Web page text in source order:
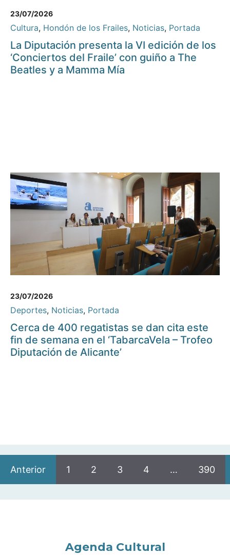
23/07/2026
Cultura, Hondón de los Frailes, Noticias, Portada
La Diputación presenta la VI edición de los
‘Conciertos del Fraile’ con guiño a The
Beatles y a Mamma Mía
23/07/2026
Deportes, Noticias, Portada
Cerca de 400 regatistas se dan cita este
fin de semana en el ‘TabarcaVela – Trofeo
Diputación de Alicante’
Anterior 1 2 3 4 … 390
Agenda Cultural